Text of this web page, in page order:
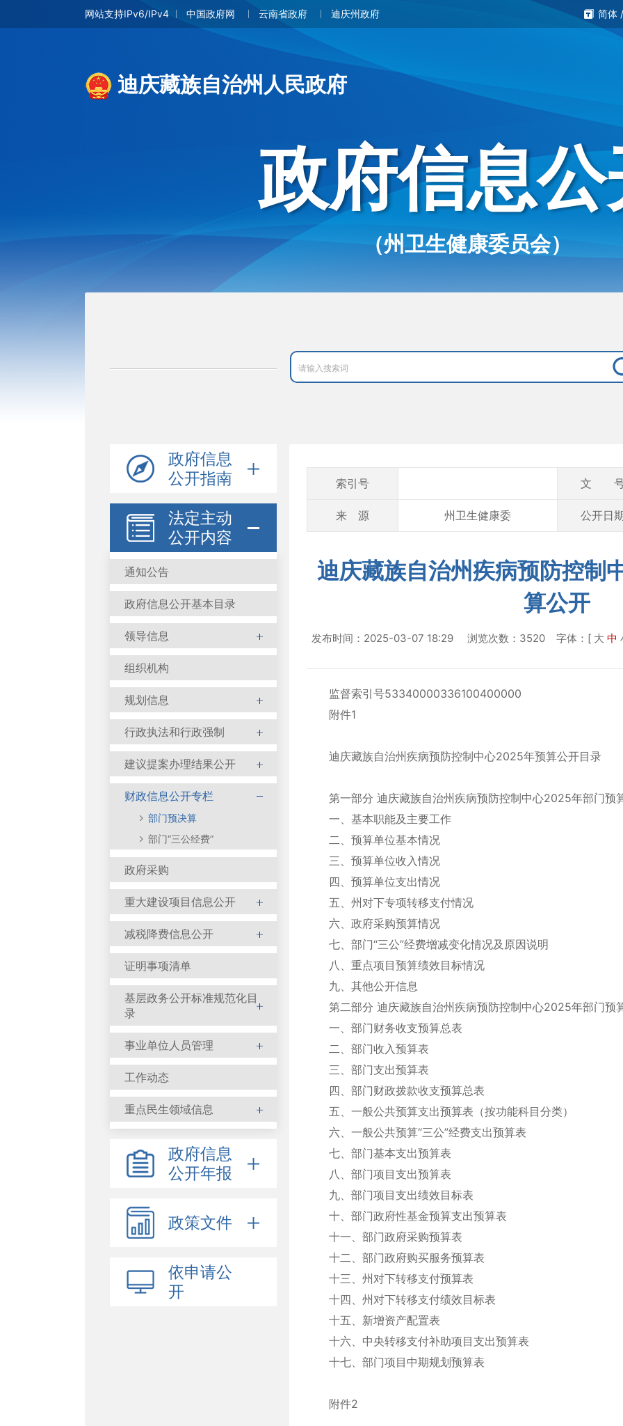
网站支持IPv6/IPv4 中国政府网 云南省政府 迪庆州政府 简体 /
迪庆藏族自治州人民政府
政府信息
（州卫生健康委员会）
政府信息
公开指南
法定主动
公开内容
通知公告
政府信息公开基本目录
领导信息
组织机构
规划信息
行政执法和行政强制
建议提案办理结果公开
财政信息公开专栏
部门预决算
部门“三公经费”
政府采购
重大建设项目信息公开
减税降费信息公开
证明事项清单
基层政务公开标准规范化目
录
事业单位人员管理
工作动态
重点民生领域信息
政府信息
公开年报
政策文件
依申请公
开
索引号 文
来 源 州卫生健康委 公开日
迪庆藏族自治州疾病预防控制
算公开
发布时间：2025-03-07 18:29 浏览次数：3520 字体：[ 大 中
监督索引号53340000336100400000
附件1
迪庆藏族自治州疾病预防控制中心2025年预算公开目录
第一部分 迪庆藏族自治州疾病预防控制中心2025年部门预
一、基本职能及主要工作
二、预算单位基本情况
三、预算单位收入情况
四、预算单位支出情况
五、州对下专项转移支付情况
六、政府采购预算情况
七、部门“三公”经费增减变化情况及原因说明
八、重点项目预算绩效目标情况
九、其他公开信息
第二部分 迪庆藏族自治州疾病预防控制中心2025年部门预
一、部门财务收支预算总表
二、部门收入预算表
三、部门支出预算表
四、部门财政拨款收支预算总表
五、一般公共预算支出预算表（按功能科目分类）
六、一般公共预算“三公”经费支出预算表
七、部门基本支出预算表
八、部门项目支出预算表
九、部门项目支出绩效目标表
十、部门政府性基金预算支出预算表
十一、部门政府采购预算表
十二、部门政府购买服务预算表
十三、州对下转移支付预算表
十四、州对下转移支付绩效目标表
十五、新增资产配置表
十六、中央转移支付补助项目支出预算表
十七、部门项目中期规划预算表
附件2